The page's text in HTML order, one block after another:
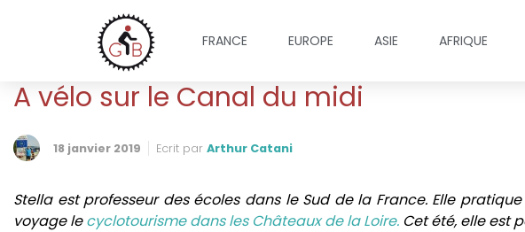
FRANCE EUROPE ASIE AFRIQUE
A vélo sur le Canal du midi
18 janvier 2019 Ecrit par Arthur Catani
Stella est professeur des écoles dans le Sud de la France. Elle
voyage lecyclotourisme dans les Châteaux de la Loire. Cet été, elle est